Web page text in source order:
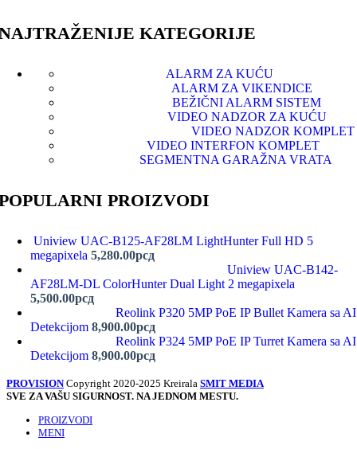
KATEGORIJE
ALARM ZA KUĆU
ALARM ZA VIKENDICE
BEŽIČNI ALARM SISTEM
VIDEO NADZOR ZA KUĆU
VIDEO NADZOR KOMPLET
VIDEO INTERFON KOMPLET
SEGMENTNA GARAŽNA VRATA
PROIZVODI
Uniview UAC-B125-AF28LM LightHunter Full HD 5
megapixela 5,280.00рсд
Uniview UAC-B142-
AF28LM-DL ColorHunter Dual Light 2 megapixela
5,500.00рсд
Reolink P320 5MP PoE IP Bullet Kamera sa AI
Detekcijom 8,900.00рсд
Reolink P324 5MP PoE IP Turret Kamera sa AI
Detekcijom 8,900.00рсд
PROVISIONCopyright 2020-2025 Kreirala SMIT MEDIA
SVE ZA VAŠU SIGURNOST. NA JEDNOM MESTU.
PROIZVODI
MENI